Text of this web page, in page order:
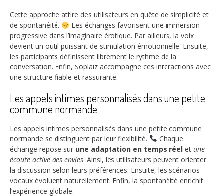
Cette approche attire des utilisateurs en quête de simplicité et
de spontanéité.
Les échanges favorisent une immersion
progressive dans l’imaginaire érotique. Par ailleurs, la voix
devient un outil puissant de stimulation émotionnelle. Ensuite,
les participants définissent librement le rythme de la
conversation. Enfin, Soplaiz accompagne ces interactions avec
une structure fiable et rassurante.
Les appels intimes personnalisés dans une petite
commune normande
Les appels intimes personnalisés dans une petite commune
normande se distinguent par leur flexibilité.
Chaque
échange repose sur une adaptation en temps réel et une
écoute active des envies. Ainsi, les utilisateurs peuvent orienter
la discussion selon leurs préférences. Ensuite, les scénarios
vocaux évoluent naturellement. Enfin, la spontanéité enrichit
l’expérience globale.